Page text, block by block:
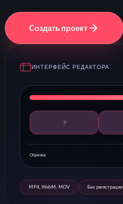
Создать проект
ИНТЕРФЕЙС РЕДАКТОРА
?
Обрезка
MP4, WebM, MOV Без регистрации